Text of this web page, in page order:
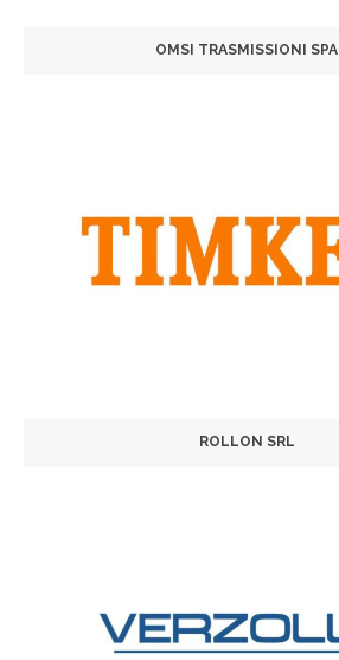
OMSI TRASMISSIONI SPA
ROLLON SRL